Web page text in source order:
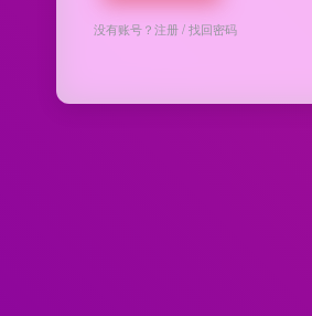
没有账号？注册/找回密码